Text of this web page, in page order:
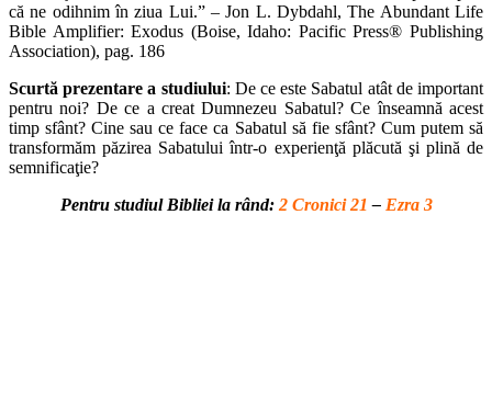
că ne odihnim în ziua Lui.” – Jon L. Dybdahl, The Abundant Life
Bible Amplifier: Exodus (Boise, Idaho: Pacific Press® Publishing
Association), pag. 186
Scurtă prezentare a studiului: De ce este Sabatul atât de important
pentru noi? De ce a creat Dumnezeu Sabatul? Ce înseamnă acest
timp sfânt? Cine sau ce face ca Sabatul să fie sfânt? Cum putem să
transformăm păzirea Sabatului într-o experienţă plăcută şi plină de
semnificaţie?
Pentru studiul Bibliei la rând:2 Cronici 21 – Ezra 3